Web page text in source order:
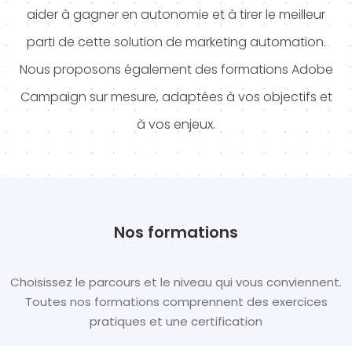
aider à gagner en autonomie et à tirer le meilleur
parti de cette solution de marketing automation.
Nous proposons également des formations Adobe
Campaign sur mesure, adaptées à vos objectifs et
à vos enjeux.
Nos formations
Choisissez le parcours et le niveau qui vous conviennent.
Toutes nos formations comprennent des exercices
pratiques et une certification